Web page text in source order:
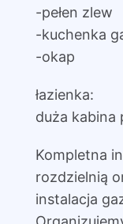
-pełen zlew
-kuchenka
-okap
łazienka:
duża kabina
Kompletna
rozdzielnią
instalacja